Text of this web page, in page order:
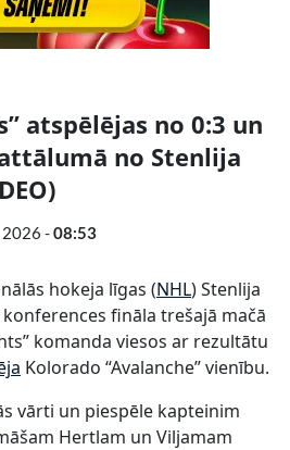
atspēlējas no 0:3 un
no Stenlija
2026 -08:53
hokeja līgas (NHL) Stenlija
fināla trešajā mačā
komanda viesos ar rezultātu
Kolorado “Avalanche” vienību.
vārti un piespēle kapteinim
Hertlam un Viljamam